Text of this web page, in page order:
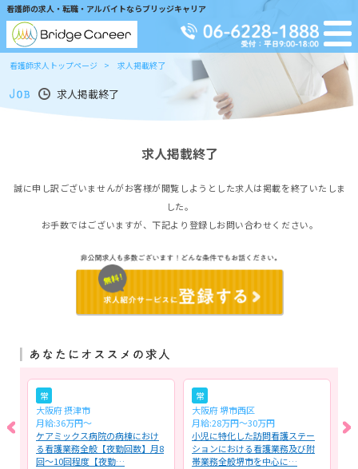
看護師の求人・転職・アルバイトならブリッジキャリア
看護師求人トップページ 求人掲載終了
求人掲載終了
求人掲載終了
誠に申し訳ございませんがお客様が閲覧しようとした求人は掲載を終了いたしま
した。
お手数ではございますが、下記より登録しお問い合わせください。
常
大阪府 摂津市
月給:36万円～
ケアミックス病院の病棟におけ
る看護業務全般【夜勤回数】月8
回～10回程度【夜勤…
常
大阪府 堺市西区
月給:28万円～30万円
小児に特化した訪問看護ステー
ションにおける看護業務及び附
帯業務全般堺市を中心に…